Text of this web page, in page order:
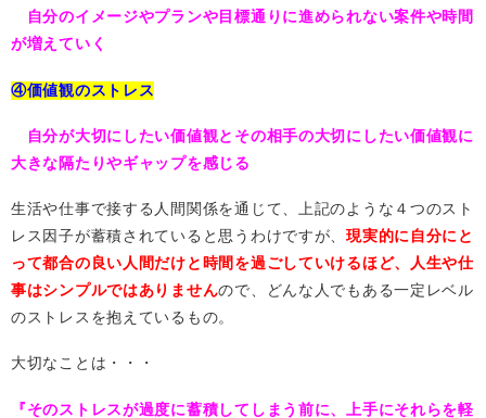
自分のイメージやプランや目標通りに進められない案件や時間
が増えていく
④価値観のストレス
自分が大切にしたい価値観とその相手の大切にしたい価値観に
大きな隔たりやギャップを感じる
生活や仕事で接する人間関係を通じて、上記のような４つのスト
レス因子が蓄積されていると思うわけですが、現実的に自分にと
って都合の良い人間だけと時間を過ごしていけるほど、人生や仕
事はシンプルではありませんので、どんな人でもある一定レベル
のストレスを抱えているもの。
大切なことは・・・
『そのストレスが過度に蓄積してしまう前に、上手にそれらを軽